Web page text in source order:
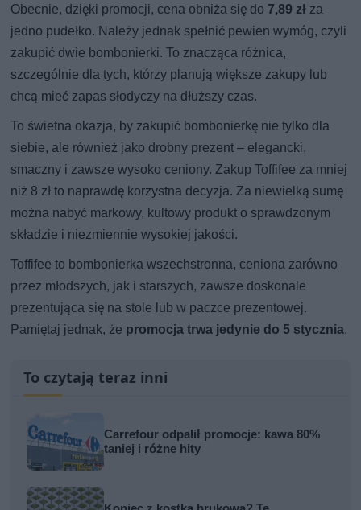
Obecnie, dzięki promocji, cena obniża się do 7,89 zł za
jedno pudełko. Należy jednak spełnić pewien wymóg, czyli
zakupić dwie bombonierki. To znacząca różnica,
szczególnie dla tych, którzy planują większe zakupy lub
chcą mieć zapas słodyczy na dłuższy czas.
To świetna okazja, by zakupić bombonierkę nie tylko dla
siebie, ale również jako drobny prezent – elegancki,
smaczny i zawsze wysoko ceniony. Zakup Toffifee za mniej
niż 8 zł to naprawdę korzystna decyzja. Za niewielką sumę
można nabyć markowy, kultowy produkt o sprawdzonym
składzie i niezmiennie wysokiej jakości.
Toffifee to bombonierka wszechstronna, ceniona zarówno
przez młodszych, jak i starszych, zawsze doskonale
prezentująca się na stole lub w paczce prezentowej.
Pamiętaj jednak, że promocja trwa jedynie do 5 stycznia.
To czytają teraz inni
Carrefour odpalił promocje: kawa 80%
taniej i różne hity